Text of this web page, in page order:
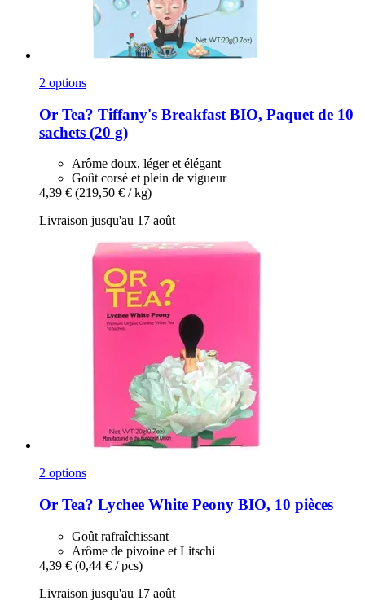
2 options
Or Tea? Tiffany's Breakfast BIO, Paquet de 10
sachets (20 g)
Arôme doux, léger et élégant
Goût corsé et plein de vigueur
4,39 € (219,50 € / kg)
Livraison jusqu'au 17 août
2 options
Or Tea? Lychee White Peony BIO, 10 pièces
Goût rafraîchissant
Arôme de pivoine et Litschi
4,39 € (0,44 € / pcs)
Livraison jusqu'au 17 août